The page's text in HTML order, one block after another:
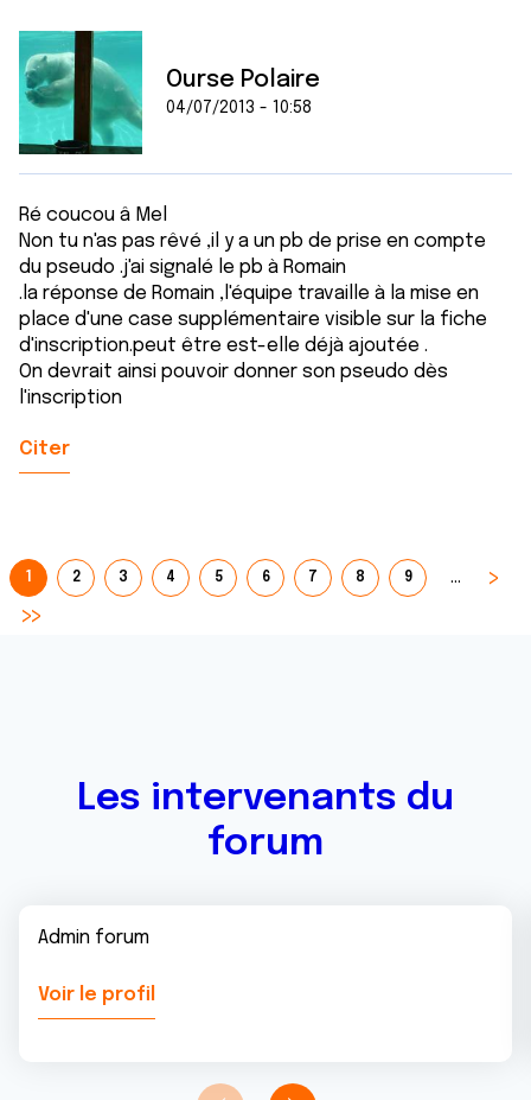
Ourse Polaire
04/07/2013 - 10:58
Ré coucou â Mel
Non tu n'as pas rêvé ,il y a un pb de prise en compte
du pseudo .j'ai signalé le pb à Romain
.la réponse de Romain ,l'équipe travaille à la mise en
place d'une case supplémentaire visible sur la fiche
d'inscription.peut être est-elle déjà ajoutée .
On devrait ainsi pouvoir donner son pseudo dès
l'inscription
Citer
1 2 3 4 5 6 7 8 9 …
Les intervenants du
forum
Admin forum
Voir le profil